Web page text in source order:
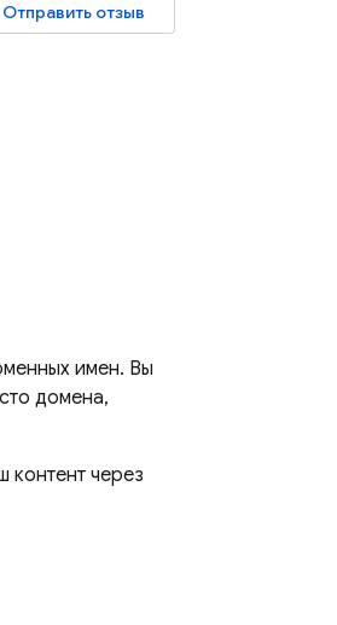
Отправить отзыв
имен. Вы
домена,
контент через